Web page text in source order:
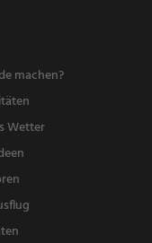
machen?
Wetter